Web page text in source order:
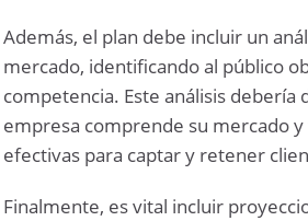
Además, el plan debe incluir un
mercado, identificando al público
competencia. Este análisis debería
empresa comprende su mercado
efectivas para captar y retener
Finalmente, es vital incluir